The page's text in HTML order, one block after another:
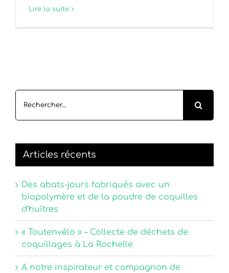
Lire la suite
Rechercher:
Articles récents
Des abats-jours fabriqués avec un
biopolymère et de la poudre de coquilles
d’huîtres
« Toutenvélo » – Collecte de déchets de
coquillages à La Rochelle
A notre inspirateur et compagnon de